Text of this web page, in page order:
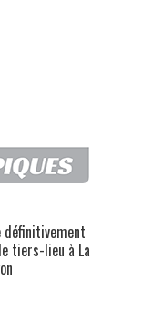
définitivement
tiers-lieu à La